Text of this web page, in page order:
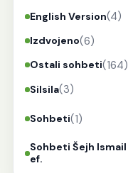
English Version(4)
Izdvojeno(6)
Ostali sohbeti(164)
Silsila(3)
Sohbeti(1)
Sohbeti Šejh Ismail
ef.